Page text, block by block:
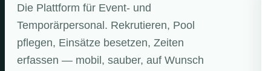
Die Plattform für Event- und
Temporärpersonal. Rekrutieren, Pool
pflegen, Einsätze besetzen, Zeiten
erfassen — mobil, sauber, auf Wunsch